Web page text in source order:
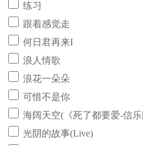
练习
跟着感觉走
何日君再来I
浪人情歌
浪花一朵朵
可惜不是你
海阔天空(《死了都要爱-信
光阴的故事(Live)